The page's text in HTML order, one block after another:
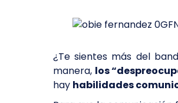
¿Te sientes más del
manera, los
hay habilidades